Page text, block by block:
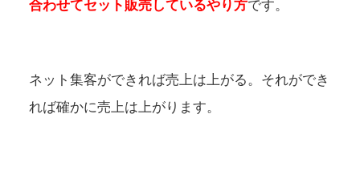
合わせてセット販売しているやり方です。
ネット集客ができれば売上は上がる。それができ
れば確かに売上は上がります。